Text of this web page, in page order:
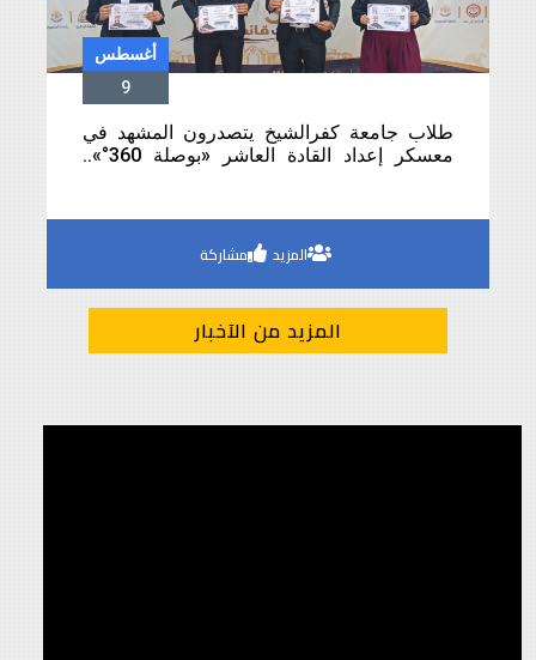
أغسطس
9
طلاب جامعة كفرالشيخ يتصدرون المشهد في
معسكر إعداد القادة العاشر «بوصلة 360°»..
المزيد مشاركة
المزيد من الآخبار